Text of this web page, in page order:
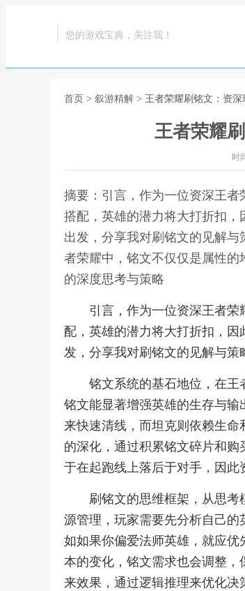
您的游戏宝典，关注我！
首页 > 叙游精解 > 王者荣耀刷铭文：资
王者荣耀
时
摘要：引言，作为一位资深王
搭配，英雄的潜力将大打折扣
出发，分享我对刷铭文的见解
者荣耀中，铭文不仅仅是属性
的深度思考与策略
引言，作为一位资深王者
配，英雄的潜力将大打折扣，
发，分享我对刷铭文的见解与策
铭文系统的基石地位，在
铭文能显著增强英雄的生存与
来快速清线，而坦克则依赖生
的深化，通过积累铭文碎片和
于在起跑线上落后于对手，因此
刷铭文的思维框架，从思
源管理，玩家需要先分析自己的
如如果你偏爱法师英雄，就应
本的变化，铭文需求也会调整
来效果，通过逻辑推理来优化决